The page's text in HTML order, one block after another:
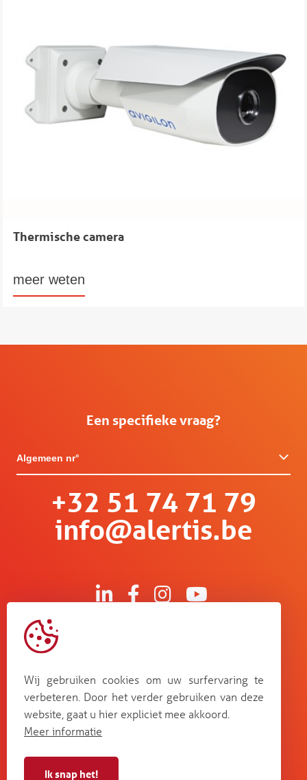
Thermische camera
meer weten
Een specifieke vraag?
Algemeen nr°
+32 51 74 71 79
info@alertis.be
Bosstraat 67
B-3560 Lummen
Guldensporenpark Blok D bus 33
Wij gebruiken cookies om uw surfervaring te
verbeteren. Door het verder gebruiken van deze
website, gaat u hier expliciet mee akkoord.
Meer informatie
Ik snap het!